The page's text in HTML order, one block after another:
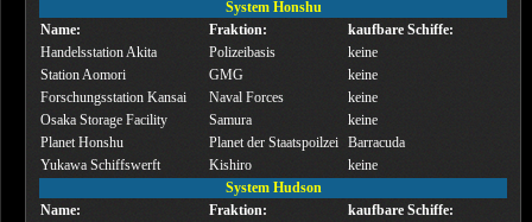
System Honshu
Name:
Fraktion:
kaufbare Schiffe:
Handelsstation Akita
Polizeibasis
keine
Station Aomori
GMG
keine
Forschungsstation Kansai
Naval Forces
keine
Osaka Storage Facility
Samura
keine
Planet Honshu
Planet der Staatspoilzei Barracuda
Yukawa Schiffswerft
Kishiro
keine
System Hudson
Name:
Fraktion:
kaufbare Schiffe: